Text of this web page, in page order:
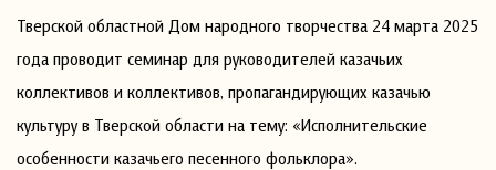
Тверской областной Дом народного творчества 24 марта 2025
года проводит семинар для руководителей казачьих
коллективов и коллективов, пропагандирующих казачью
культуру в Тверской области на тему: «Исполнительские
особенности казачьего песенного фольклора».